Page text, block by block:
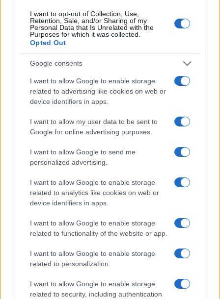
I want to opt-out of Collection, Use,
Retention, Sale, and/or Sharing of my
Personal Data that Is Unrelated with the
Purposes for which it was collected.
Opted Out
Google consents
I want to allow Google to enable storage
related to advertising like cookies on web or
device identifiers in apps.
I want to allow my user data to be sent to
Google for online advertising purposes.
I want to allow Google to send me
personalized advertising.
I want to allow Google to enable storage
related to analytics like cookies on web or
device identifiers in apps.
I want to allow Google to enable storage
related to functionality of the website or app.
I want to allow Google to enable storage
related to personalization.
I want to allow Google to enable storage
related to security, including authentication
Per favore, può avere la sua idea sulla Tav
non vada a raccontare in pubblica piazza che gli
imprenditori la pensano come lei. Perlomeno non
lo faccia per giustificare se stesso e la sua idea di
“super trasporto strategico”.
Non so quanto a noi possa essere utile e comodo
trasportare un chiller per il condizionamento da
2,5 Megawatt di potenza dentro la metropolitana
per la città di Torino ma senz’altro, le garantisco,
che lo stesso chiller se raggiungesse Lione in
tempi rapidi attraverso quello che lei definisce “un
ripercussioni decisamente positive sia per noi, sia
per la nostra economia che diventerebbe più
competitiva, sia per questo povero chiller che
altrimenti lei condanna a transitare tra Porta Susa,
il Lingotto e Nizza.
Per Nizza si intende ovviamente la fermata della
metro, non Nizza in Francia! Maledetta omonimia!